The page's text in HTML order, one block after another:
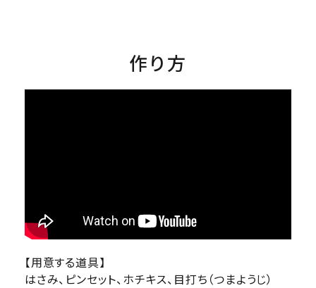
作り方
【用意する道具】
はさみ、ピンセット、ホチキス、目打ち（つまようじ）